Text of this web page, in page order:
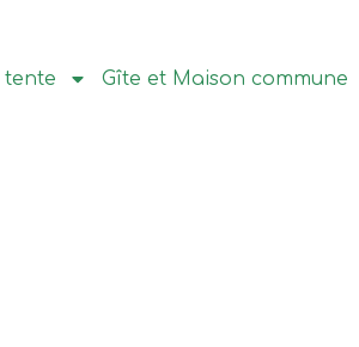
tente Gîte et Maison commune